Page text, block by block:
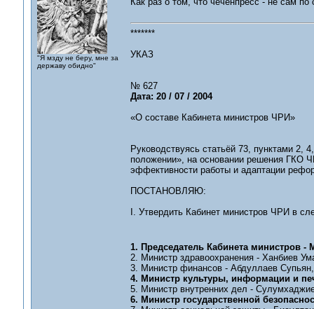
"Я мзду не беру, мне за
державу обидно"
*******
УКАЗ
№ 627
Дата: 20 / 07 / 2004
«О составе Кабинета министров ЧРИ»
Руководствуясь статьёй 73, пунктами 2,
положении», на основании решения ГКО
эффективности работы и адаптации
ПОСТАНОВЛЯЮ:
I. Утвердить Кабинет министров ЧРИ в
1. Председатель Кабинета министров -
2. Министр здравоохранения - Ханбиев
3. Министр финансов - Абдуллаев Супьян,
4. Министр культуры, информации и
5. Министр внутренних дел -
6. Министр государственной